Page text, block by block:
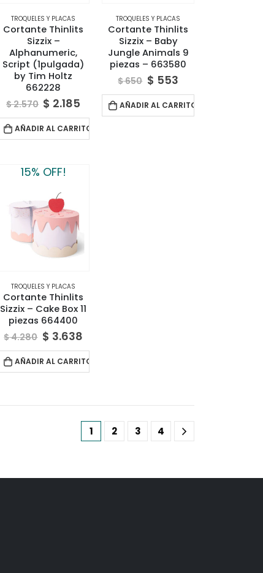
TROQUELES Y PLACAS
Cortante Thinlits
Sizzix –
Alphanumeric,
Script (1pulgada)
by Tim Holtz
662228
$2.570 $ 2.185
AÑADIR AL CARRITO
TROQUELES Y PLACAS
Cortante Thinlits
Sizzix – Baby
Jungle Animals 9
piezas – 663580
$650 $ 553
AÑADIR AL CARRITO
15% OFF!
TROQUELES Y PLACAS
Cortante Thinlits
Sizzix – Cake Box 11
piezas 664400
$4.280 $ 3.638
AÑADIR AL CARRITO
1 2 3 4